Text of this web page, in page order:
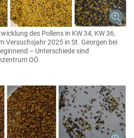
des Pollens in KW 34, KW 36,
Versuchsjahr 2025 in St. Georgen bei
– Unterschiede sind
OÖ